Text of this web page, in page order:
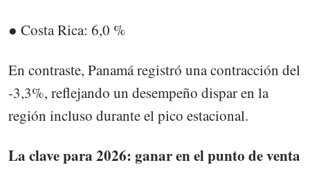
● Costa Rica: 6,0 %
En contraste, Panamá registró una contracción del
-3,3%, reflejando un desempeño dispar en la
región incluso durante el pico estacional.
La clave para 2026: ganar en el punto de venta